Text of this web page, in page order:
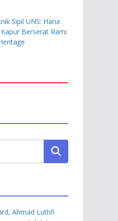
Sipil UNS: Hana
Berserat Rami
Ahmad Luthfi